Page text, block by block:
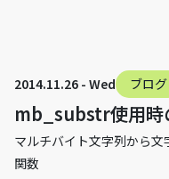
2014.11.26 - Wed ブログ
mb_substr使用時
マルチバイト文字列から
関数